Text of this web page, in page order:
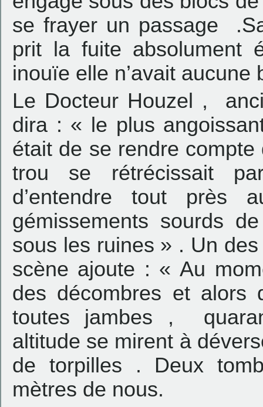
se frayer un passage
prit la fuite absolument
inouïe elle n’avait aucune
Le Docteur Houzel ,
dira : « le plus
était de se rendre compte
trou se rétrécissait
d’entendre tout
gémissements sourds
sous les ruines » . Un
scène ajoute : « Au
des décombres et alors
toutes jambes ,
altitude se mirent à
de torpilles . Deux
mètres de nous.